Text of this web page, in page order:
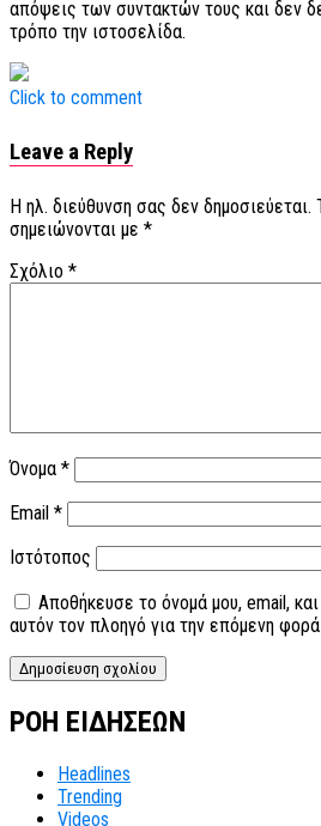
απόψεις των συντακτών τους και δεν
τρόπο την ιστοσελίδα.
Click to comment
Leave a Reply
Η ηλ. διεύθυνση σας δεν δημοσιεύεται.
σημειώνονται με *
Σχόλιο *
Όνομα *
Email *
Ιστότοπος
Αποθήκευσε το όνομά μου, email,
αυτόν τον πλοηγό για την επόμενη
ΡΟΗ ΕΙΔΗΣΕΩΝ
Headlines
Trending
Videos